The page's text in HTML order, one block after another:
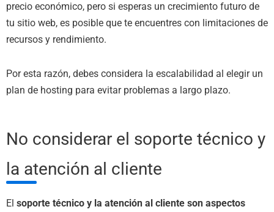
precio económico, pero si esperas un crecimiento futuro de
tu sitio web, es posible que te encuentres con limitaciones de
recursos y rendimiento.
Por esta razón, debes considera la escalabilidad al elegir un
plan de hosting para evitar problemas a largo plazo.
No considerar el soporte técnico y
la atención al cliente
El soporte técnico y la atención al cliente son aspectos